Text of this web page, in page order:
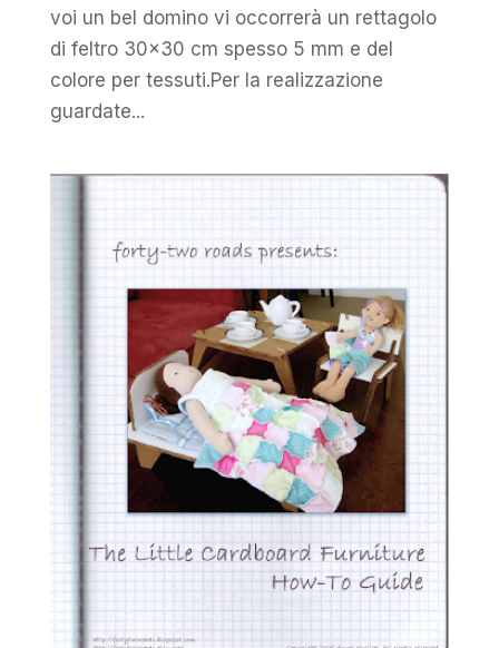
voi un bel domino vi occorrerà un rettagolo
di feltro 30×30 cm spesso 5 mm e del
colore per tessuti.Per la realizzazione
guardate...